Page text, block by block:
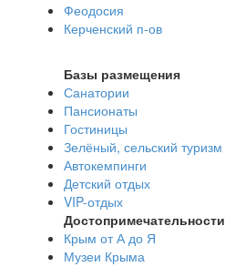
Феодосия
Керченский п-ов
Базы размещения
Санатории
Пансионаты
Гостиницы
Зелёный, сельский туризм
Автокемпинги
Детский отдых
VIP-отдых
Достопримечательности
Крым от А до Я
Музеи Крыма